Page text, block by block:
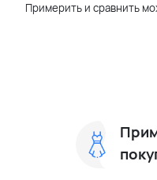
Примерить и сравнить